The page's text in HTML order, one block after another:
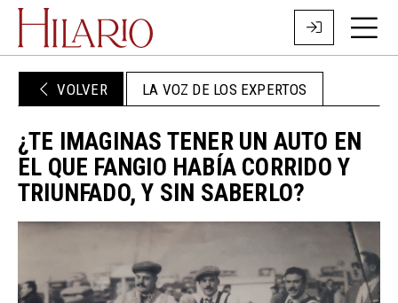
VOLVER LA VOZ DE LOS EXPERTOS
¿TE IMAGINAS TENER UN AUTO EN
EL QUE FANGIO HABÍA CORRIDO Y
TRIUNFADO, Y SIN SABERLO?